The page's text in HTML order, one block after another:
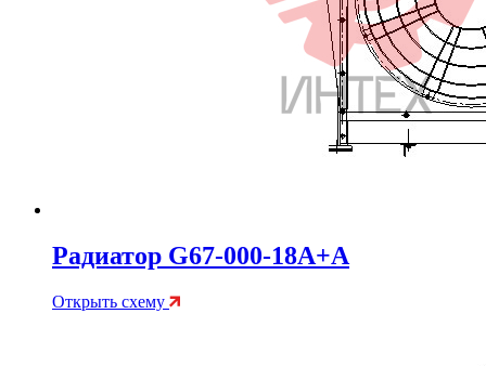
Радиатор G67-000-18A+A
Открыть схему